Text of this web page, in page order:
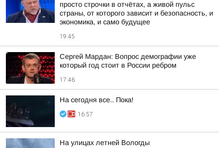
просто строчки в отчётах, а живой пульс
страны, от которого зависит и безопасность, и
экономика, и само будущее
19:45
Сергей Мардан: Вопрос демографии уже
который год стоит в России ребром
17:46
На сегодня все.. Пока!
16:57
На улицах летней Вологды